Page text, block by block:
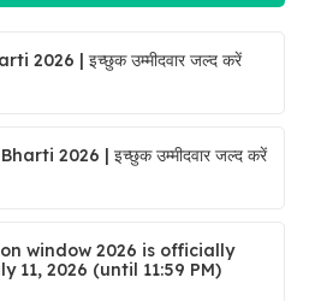
2026 | इच्छुक उम्मीदवार जल्द करें
2026 | इच्छुक उम्मीदवार जल्द करें
window 2026 is officially
11, 2026 (until 11:59 PM)